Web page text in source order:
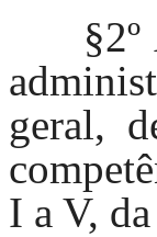
geral,
I a V,